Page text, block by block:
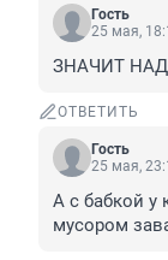
Гость
25 мая,
ЗНАЧИТ
ОТВЕТИТЬ
Гость
25 мая,
А с бабкой у
мусором